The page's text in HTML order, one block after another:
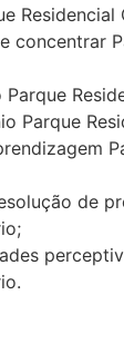
Residencial
concentrar
Parque
de